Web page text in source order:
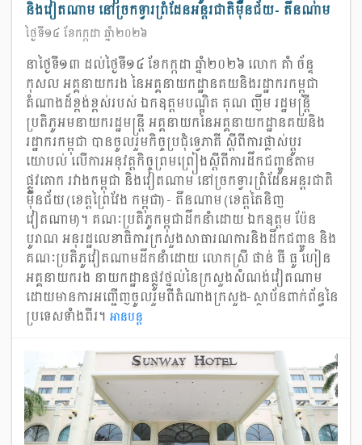
និងវៀតណាម នៅច្រកទ្វារព្រំដែនអន្តរជាតិម៉ឺនជ័យ - តឹនណាម
ថ្ងៃទី១៤ ខែកក្កដា ឆ្នាំ២០២៦
នាថ្ងៃទី១៣ ដល់ថ្ងៃទី១៤ ខែកក្កដា ឆ្នាំ២០២៦ លោក គាំ ច័ន្ទ
កុសល អគ្គនាយករង នៃអគ្គនាយកដ្ឋានគយនិងរដ្ឋាករកម្ពុជា
តំណាងដ៏ខ្ពង់ខ្ពស់របស់ ឯកឧត្ដមបណ្ឌិត គុណ ញឹម រដ្ឋមន្ត្រី
ប្រតិភូអមនាយករដ្ឋមន្ត្រី អគ្គនាយកនៃអគ្គនាយកដ្ឋានគយនិង
រដ្ឋាករកម្ពុជា បានចូលរួមកិច្ចប្រជុំទ្វេភាគី ស្ដីពីការផ្លាស់ប្ដូរ
យោបល់ លើការអនុវត្តកិច្ចព្រមព្រៀងស្ដីពីការដឹកជញ្ជូនតាម
ផ្លូវគោក រវាងកម្ពុជា និងវៀតណាម នៅច្រកទ្វារព្រំដែនអន្តរជាតិ
ម៉ឺនជ័យ (ខេត្តព្រៃវែង កម្ពុជា) - តឹនណាម (ខេត្តតៃនិញ
វៀតណាម)។ គណៈប្រតិភូកម្ពុជាដឹកនាំដោយ ឯកឧត្តម ប៉ែន
បូរាណ អនុរដ្ឋលេខាធិការក្រសួងសាធារណការនិងដឹកជញ្ជូន និង
គណៈប្រតិភូវៀតណាមដឹកនាំដោយ លោកស្រី ផាន់ ធី ធូ ហៀន
អគ្គនាយករង នាយកដ្ឋានផ្លូវថ្នល់នៃក្រសួងសំណង់វៀតណាម
ដោយមានការអញ្ជើញចូលរួមពីតំណាងក្រសួង-ស្ថាប័នពាក់ព័ន្ធនៃ
ប្រទេសទាំងពីរ។ អាន​បន្ត